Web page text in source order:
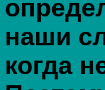
наши
когда